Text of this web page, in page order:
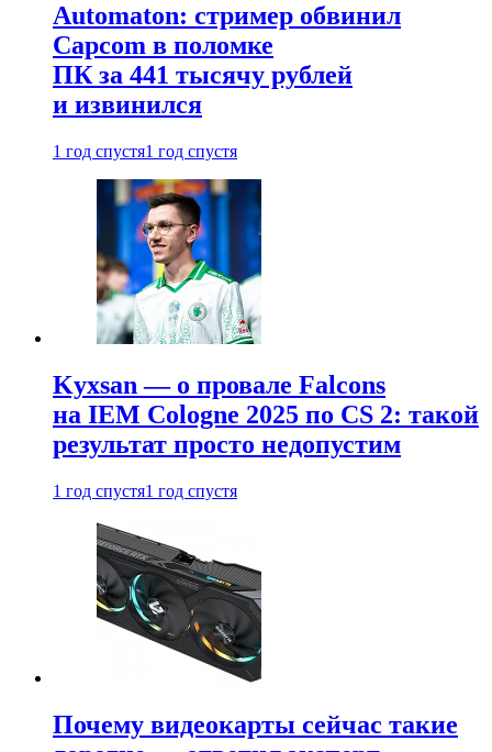
Automaton: стример обвинил
Capcom в поломке
ПК за 441 тысячу рублей
и извинился
1 год спустя1 год спустя
Kyxsan — о провале Falcons
на IEM Cologne 2025 по CS 2: такой
результат просто недопустим
1 год спустя1 год спустя
Почему видеокарты сейчас такие